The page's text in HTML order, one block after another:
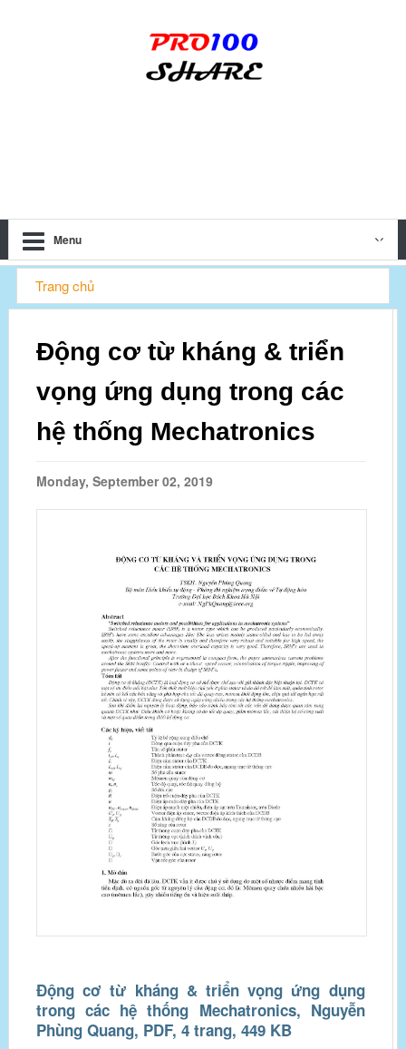
Menu
Trang chủ
thống Mechatronics
Động cơ từ kháng & triển
vọng ứng dụng trong các
hệ thống Mechatronics
Monday, September 02, 2019
Động cơ từ kháng & triển vọng ứng dụng
trong các hệ thống Mechatronics, Nguyễn
Phùng Quang, PDF, 4 trang, 449 KB